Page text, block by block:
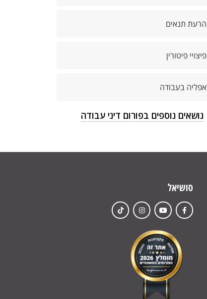
הרעת תנאים
פיצויי פיטורין
אפליה בעבודה
נושאים נוספים בפורום דיני עבודה
סושיאל